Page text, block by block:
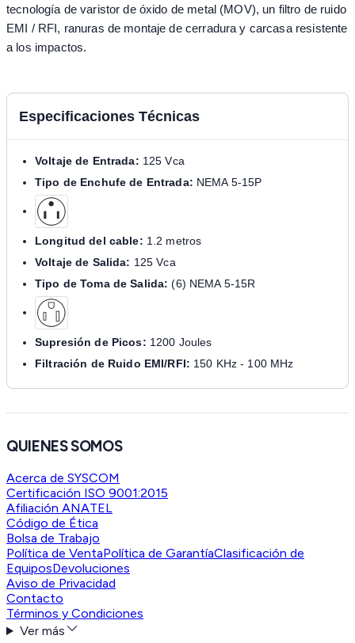
tecnología de varistor de óxido de metal (MOV), un filtro de ruido
EMI / RFI, ranuras de montaje de cerradura y carcasa resistente
a los impactos.
Especificaciones Técnicas
Voltaje de Entrada: 125 Vca
Tipo de Enchufe de Entrada: NEMA 5-15P
Longitud del cable: 1.2 metros
Voltaje de Salida: 125 Vca
Tipo de Toma de Salida: (6) NEMA 5-15R
Supresión de Picos: 1200 Joules
Filtración de Ruido EMI/RFI: 150 KHz - 100 MHz
QUIENES SOMOS
Acerca de SYSCOM
Certificación ISO 9001:2015
Afiliación ANATEL
Código de Ética
Bolsa de Trabajo
Política de VentaPolítica de GarantíaClasificación de
EquiposDevoluciones
Aviso de Privacidad
Contacto
Términos y Condiciones
Ver más